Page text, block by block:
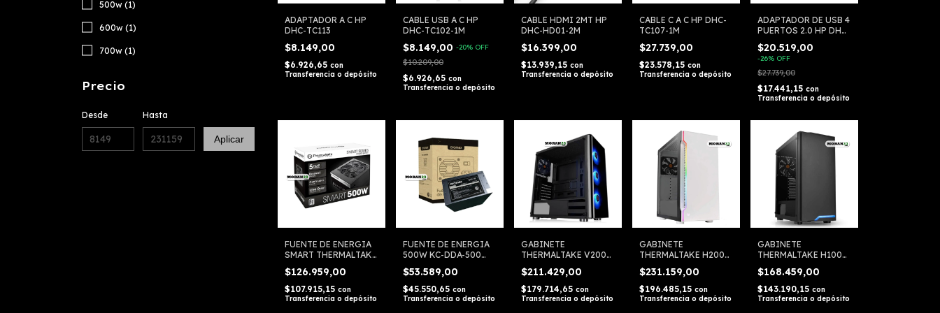
500w (1)
600w (1)
700w (1)
Precio
Desde Hasta
Aplicar
ADAPTADOR A C HP
DHC-TC113
$8.149,00
$6.926,65 con
Transferencia o depósito
CABLE USB A C HP
DHC-TC102-1M
$8.149,00 -20% OFF
$10.209,00
$6.926,65 con
Transferencia o depósito
CABLE HDMI 2MT HP
DHC-HD01-2M
$16.399,00
$13.939,15 con
Transferencia o depósito
CABLE C A C HP DHC-
TC107-1M
$27.739,00
$23.578,15 con
Transferencia o depósito
ADAPTADOR DE USB 4
PUERTOS 2.0 HP DHC-
TC110C
$20.519,00
-26% OFF
$27.739,00
$17.441,15 con
Transferencia o depósito
FUENTE DE ENERGIA
SMART THERMALTAKE
500/600/700W
$126.959,00
$107.915,15 con
Transferencia o depósito
FUENTE DE ENERGIA
500W KC-DDA-500
CROMAX
$53.589,00
$45.550,65 con
Transferencia o depósito
GABINETE
THERMALTAKE V200
CA-1K8-00M1WN0
$211.429,00
$179.714,65 con
Transferencia o depósito
GABINETE
THERMALTAKE H200
CA-1M3-00M6WN
$231.159,00
$196.485,15 con
Transferencia o depósito
GABINETE
THERMALTAKE H100
CA-1L4-00M1WN
$168.459,00
$143.190,15 con
Transferencia o depósito